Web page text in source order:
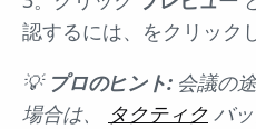
認するには、をクリック
💡 プロのヒント:会議の
場合は、
タクティク バ